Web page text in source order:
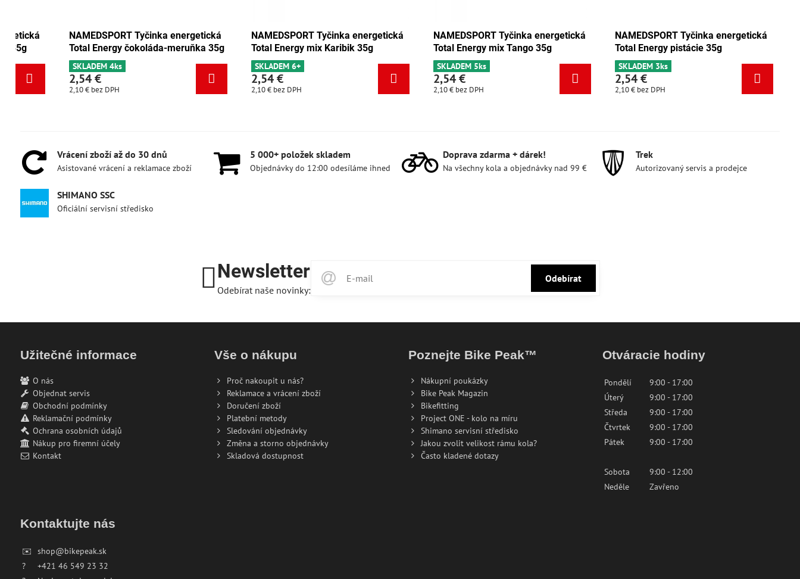
NAMEDSPORT Tyčinka energetická
Total Energy brusinka-ořech 35g
SKLADEM 6+
2,54 €
bez DPH
NAMEDSPORT Tyčinka energetická
Total Energy čokoláda-meruňka 35g
SKLADEM 4ks
2,54 €
bez DPH
NAMEDSPORT Tyčinka energetická
Total Energy mix Karibik 35g
SKLADEM 6+
2,54 €
bez DPH
NAMEDSPORT Tyčinka energetická
Total Energy mix Tango 35g
SKLADEM 5ks
2,54 €
bez DPH
2,54 €
Vrácení zboží až do 30 dnů
Asistované vrácení a reklamace zboží
5 000+ položek skladem
Objednávky do 12:00 odesíláme ihned
Doprava zdarma + dárek!
Na všechny kola a objednávky nad 99 €
Trek
Autorizovaný servis a prodejce
SHIMANO SSC
Oficiální servisní středisko
Newsletter
Odebírat naše novinky:
Odebírat
Užitečné informace
O nás
Objednat servis
Obchodní podmínky
Reklamační podmínky
Ochrana osobních údajů
Nákup pro firemní účely
Kontakt
Vše o nákupu
Proč nakoupit u nás?
Reklamace a vrácení zboží
Doručení zboží
Platební metody
Sledování objednávky
Změna a storno objednávky
Skladová dostupnost
Poznejte Bike Peak™
Nákupní poukázky
Bike Peak Magazin
Bikefitting
Project ONE - kolo na míru
Shimano servisní středisko
Jakou zvolit velikost rámu kola?
Často kladené dotazy
Otváracie hodiny
Pondělí
9:00 - 17:00
Úterý
9:00 - 17:00
Středa
9:00 - 17:00
Čtvrtek
9:00 - 17:00
Pátek
9:00 - 17:00
Sobota
9:00 - 12:00
Neděle
Zavřeno
Kontaktujte nás
✉️
shop@bikepeak.sk
?
+421 46 549 23 32